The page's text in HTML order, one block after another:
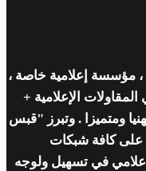
مؤسسة إعلامية خاصة ،
الإعلامية +
ومتميزا . وتبرز "قبس
على كافة شبكات
في تسهيل ولوجه